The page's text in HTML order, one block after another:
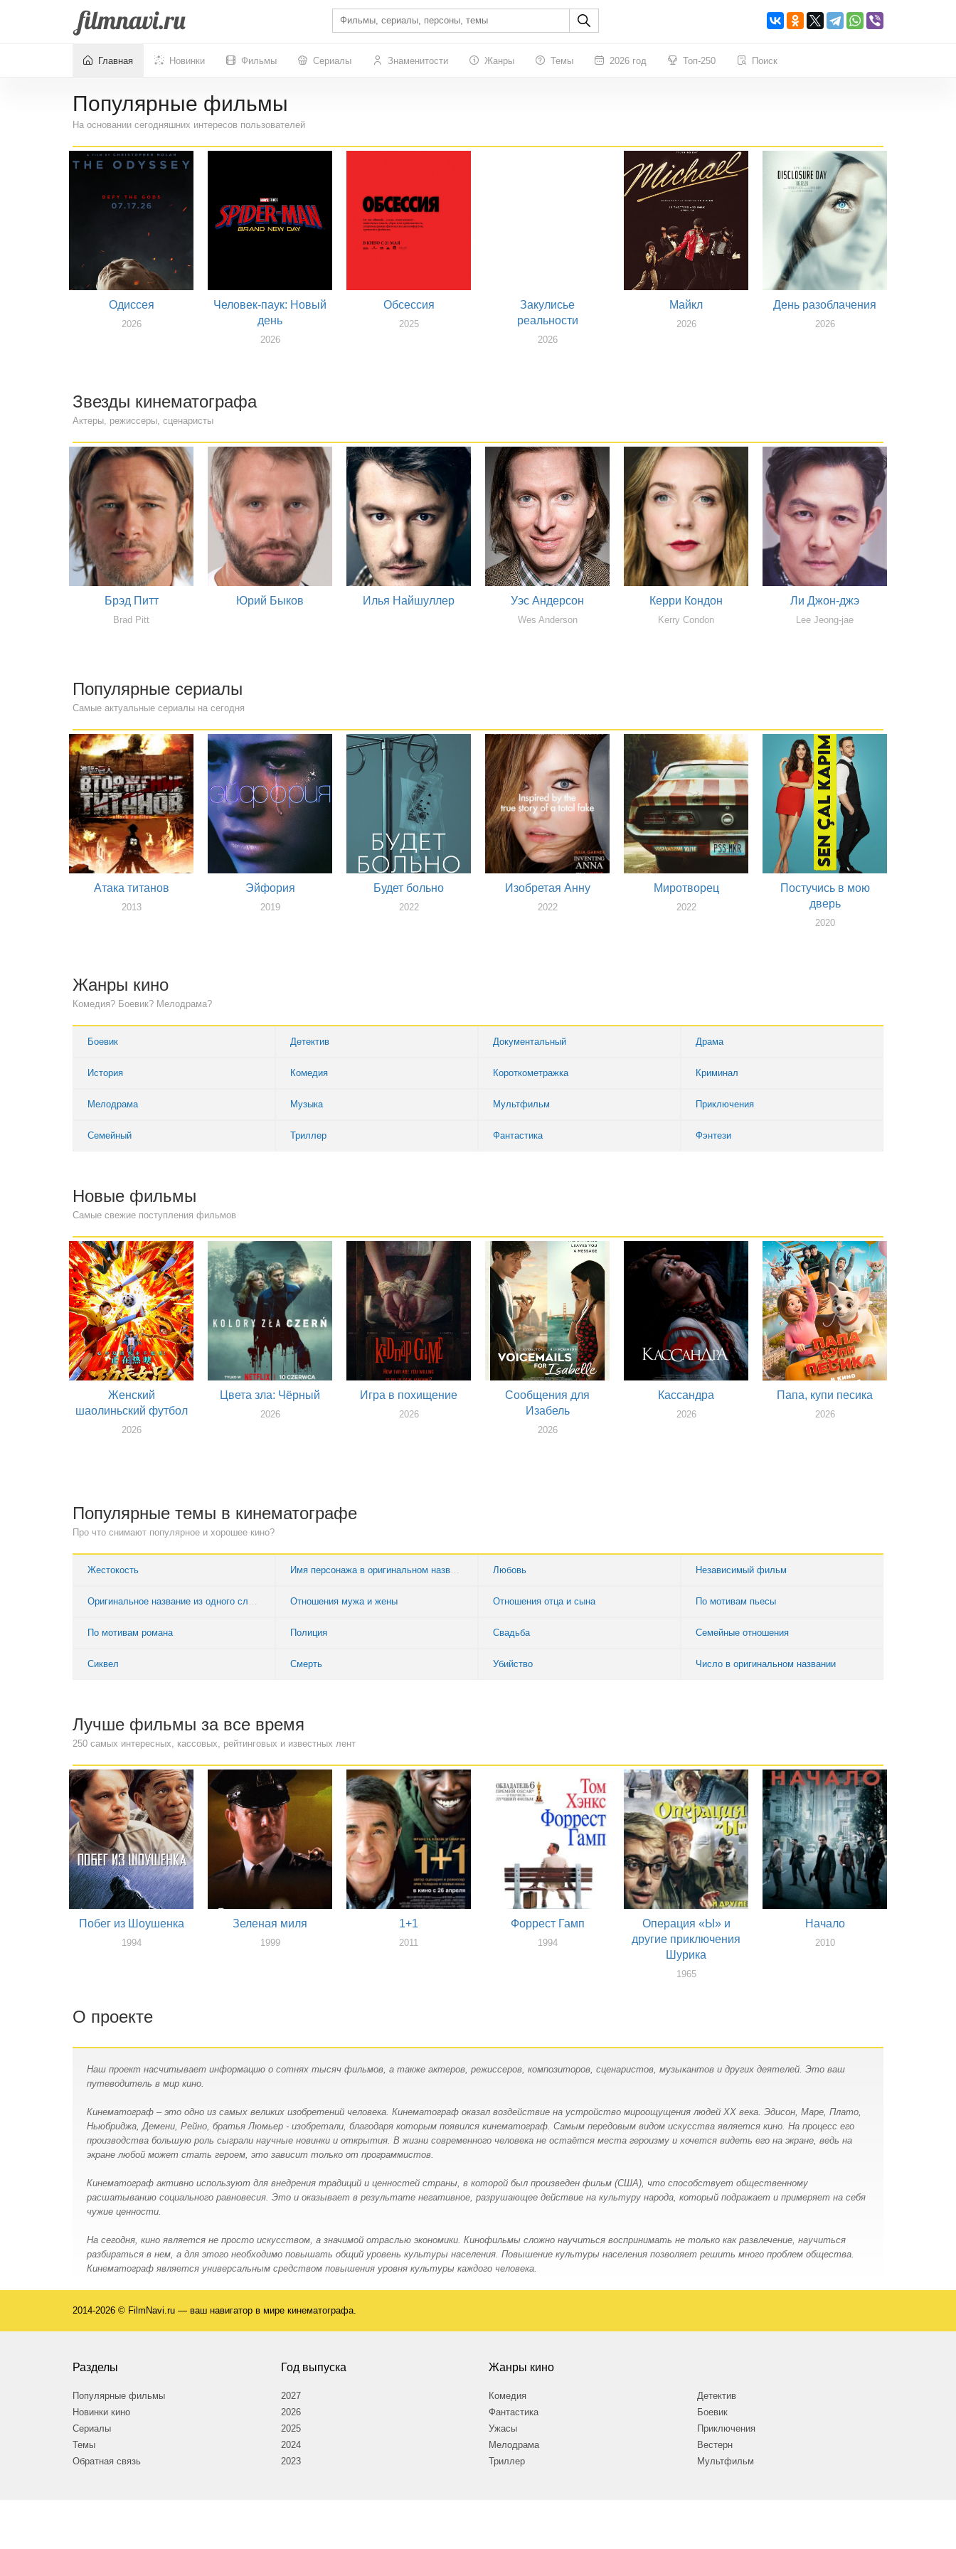
Главная Новинки Фильмы Сериалы Знаменитости Жанры Темы 2026 год Топ-250 Поиск
Популярные фильмы
На основании сегодняшних интересов пользователей
Одиссея
2026
Человек-паук: Новый
день
2026
Обсессия
2025
Закулисье
реальности
2026
Майкл
2026
День разоблачения
2026
Звезды кинематографа
Актеры, режиссеры, сценаристы
Брэд Питт
Brad Pitt
Юрий Быков Илья Найшуллер Уэс Андерсон
Wes Anderson
Керри Кондон
Kerry Condon
Ли Джон-джэ
Lee Jeong-jae
Популярные сериалы
Самые актуальные сериалы на сегодня
Атака титанов
2013
Эйфория
2019
Будет больно
2022
Изобретая Анну
2022
Миротворец
2022
Постучись в мою
дверь
2020
Жанры кино
Комедия? Боевик? Мелодрама?
Боевик Детектив Документальный Драма
История Комедия Короткометражка Криминал
Мелодрама Музыка Мультфильм Приключения
Семейный Триллер Фантастика Фэнтези
Новые фильмы
Самые свежие поступления фильмов
Женский
шаолиньский футбол
2026
Цвета зла: Чёрный
2026
Игра в похищение
2026
Сообщения для
Изабель
2026
Кассандра
2026
Папа, купи песика
2026
Популярные темы в кинематографе
Про что снимают популярное и хорошее кино?
Жестокость Имя персонажа в оригинальном названии Любовь Независимый фильм
Оригинальное название из одного слова Отношения мужа и жены Отношения отца и сына По мотивам пьесы
По мотивам романа Полиция Свадьба Семейные отношения
Сиквел Смерть Убийство Число в оригинальном названии
Лучше фильмы за все время
250 самых интересных, кассовых, рейтинговых и известных лент
Побег из Шоушенка
1994
Зеленая миля
1999
1+1
2011
Форрест Гамп
1994
Операция «Ы» и
другие приключения
Шурика
1965
Начало
2010
О проекте
Наш проект насчитывает информацию о сотнях тысяч фильмов, а также актеров, режиссеров, композиторов, сценаристов, музыкантов и других деятелей. Это ваш
путеводитель в мир кино.
Кинематограф – это одно из самых великих изобретений человека. Кинематограф оказал воздействие на устройство мироощущения людей XX века. Эдисон, Маре, Плато,
Ньюбриджа, Демени, Рейно, братья Люмьер - изобретали, благодаря которым появился кинематограф. Самым передовым видом искусства является кино. На процесс его
производства большую роль сыграли научные новинки и открытия. В жизни современного человека не остаётся места героизму и хочется видеть его на экране, ведь на
экране любой может стать героем, это зависит только от программистов.
Кинематограф активно используют для внедрения традиций и ценностей страны, в которой был произведен фильм (США), что способствует общественному
расшатыванию социального равновесия. Это и оказывает в результате негативное, разрушающее действие на культуру народа, который подражает и примеряет на себя
чужие ценности.
На сегодня, кино является не просто искусством, а значимой отраслью экономики. Кинофильмы сложно научиться воспринимать не только как развлечение, научиться
разбираться в нем, а для этого необходимо повышать общий уровень культуры населения. Повышение культуры населения позволяет решить много проблем общества.
Кинематограф является универсальным средством повышения уровня культуры каждого человека.
2014-2026 © FilmNavi.ru — ваш навигатор в мире кинематографа.
Разделы
Популярные фильмы
Новинки кино
Сериалы
Темы
Обратная связь
Год выпуска
2027
2026
2025
2024
2023
Жанры кино
Комедия
Фантастика
Ужасы
Мелодрама
Триллер
Детектив
Боевик
Приключения
Вестерн
Мультфильм